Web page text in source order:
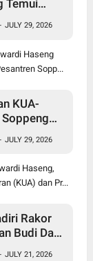
Temui
- JULY 29, 2026
Haseng
Sopp...
KUA-
- JULY 29, 2026
Haseng,
(KUA) dan Pr...
Rakor
Budi Daya
- JULY 21, 2026